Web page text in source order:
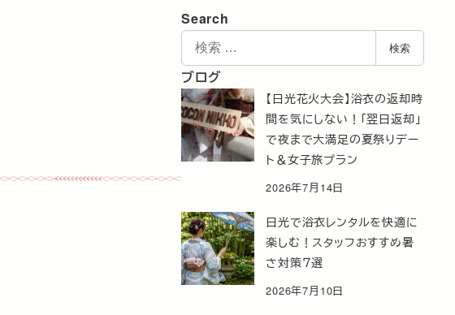
Search
索
検索
ブログ
【日光花火大会】浴衣の返却時
間を気にしない！「翌日返却」
で夜まで大満足の夏祭りデー
ト＆女子旅プラン
2026年7月14日
日光で浴衣レンタルを快適に
楽しむ！スタッフおすすめ暑
さ対策７選
2026年7月10日